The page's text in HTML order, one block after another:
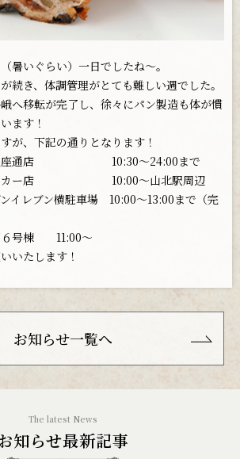
暑いぐらい）一日でしたね〜。
続き、体調管理がとても難しい週でした。
へ移転が完了し、徐々にパン製造も体が慣
ます！
が、下記の通りとなります！
銀座通店 10:30〜24:00まで
ヤカー店 10:00〜山北駅周辺
イレブン横駐車場 10:00〜13:00まで（完
６号棟 11:00〜
いたします！
お知らせ一覧へ
知らせ最新記事